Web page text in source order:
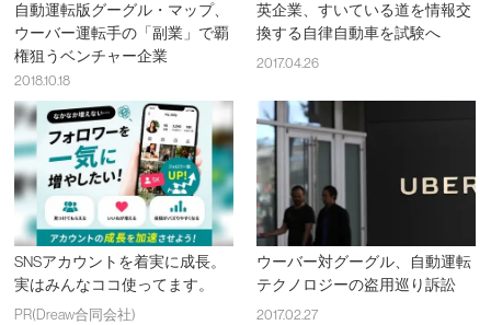
自動運転版グーグル・マップ、
ウーバー運転手の「副業」で覇
権狙うベンチャー企業
2018.10.18
英企業、すいている道を情報交
換する自律自動車を試験へ
2017.04.26
SNSアカウントを着実に成長。
実はみんなココ使ってます。
PR(Dreaw合同会社)
ウーバー対グーグル、自動運転
テクノロジーの盗用巡り訴訟
2017.02.27